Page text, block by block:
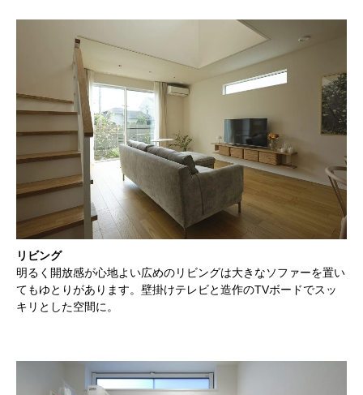
リビング
明るく開放感が心地よい広めのリビングは大きなソファーを置い
てもゆとりがあります。壁掛けテレビと造作のTVボードでスッ
キリとした空間に。